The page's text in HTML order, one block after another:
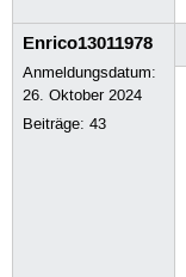
Enrico13011978
Anmeldungsdatum:
26. Oktober 2024
Beiträge:43